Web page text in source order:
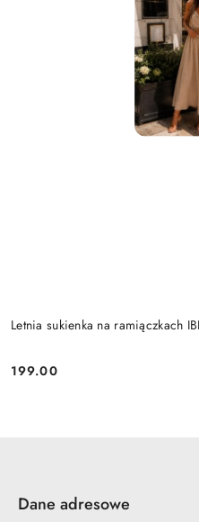
Letnia sukienka na ramiączkach
Cena:
199.00
Dane adresowe